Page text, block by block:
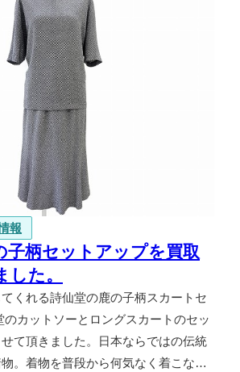
報
子柄セットアップを買取
した。
くれる詩仙堂の鹿の子柄スカートセ
のカットソーとロングスカートのセッ
せて頂きました。日本ならではの伝統
。着物を普段から何気なく着こな…